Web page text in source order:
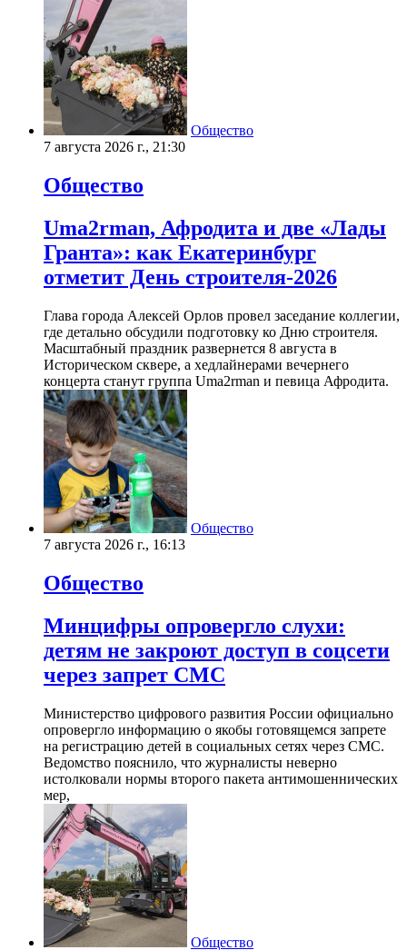
Общество
7 августа 2026 г., 21:30
Общество
Uma2rman, Афродита и две «Лады
Гранта»: как Екатеринбург
отметит День строителя-2026
Глава города Алексей Орлов провел заседание коллегии,
где детально обсудили подготовку ко Дню строителя.
Масштабный праздник развернется 8 августа в
Историческом сквере, а хедлайнерами вечернего
концерта станут группа Uma2rman и певица Афродита.
Общество
7 августа 2026 г., 16:13
Общество
Минцифры опровергло слухи:
детям не закроют доступ в соцсети
через запрет СМС
Министерство цифрового развития России официально
опровергло информацию о якобы готовящемся запрете
на регистрацию детей в социальных сетях через СМС.
Ведомство пояснило, что журналисты неверно
истолковали нормы второго пакета антимошеннических
мер,
Общество